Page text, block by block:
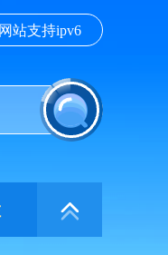
网站支持ipv6